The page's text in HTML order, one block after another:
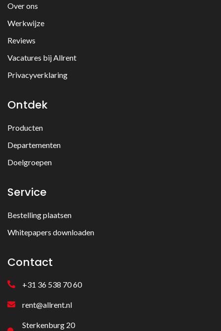
Over ons
Werkwijze
Reviews
Vacatures bij Allrent
Privacyverklaring
Ontdek
Producten
Departementen
Doelgroepen
Service
Bestelling plaatsen
Whitepapers downloaden
Contact
+31 36 538 70 60
rent@allrent.nl
Sterkenburg 20